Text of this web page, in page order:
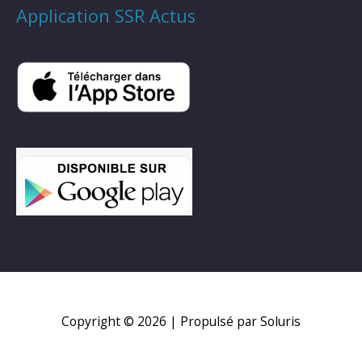
Application SSR Actus
Copyright © 2026 | Propulsé par Soluris